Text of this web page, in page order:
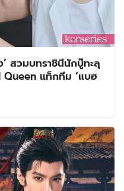
สวมบทราชินีนักบู๊ทะลุ
แท็กทีม ‘แบฮ